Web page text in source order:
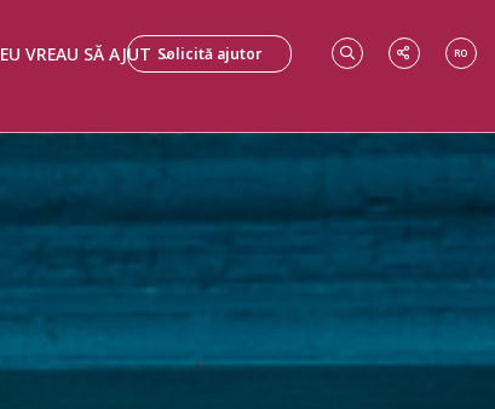
Solicită ajutor
EU VREAU SĂ AJUT
RO